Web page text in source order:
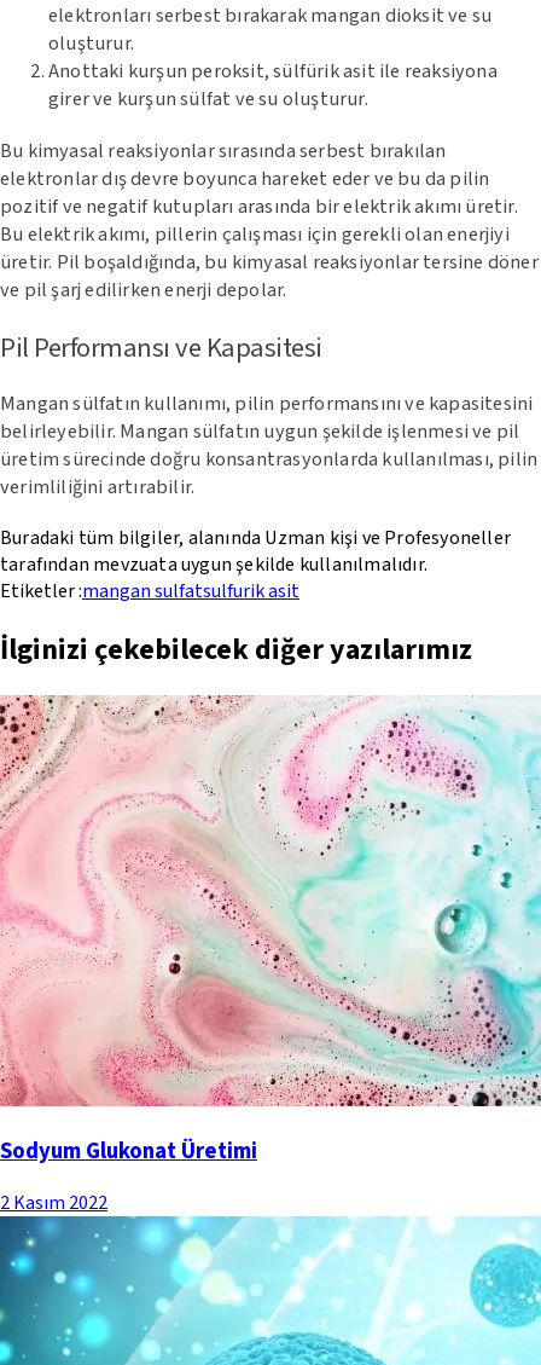
elektronları serbest bırakarak mangan dioksit ve su
oluşturur.
Anottaki kurşun peroksit, sülfürik asit ile reaksiyona
girer ve kurşun sülfat ve su oluşturur.
Bu kimyasal reaksiyonlar sırasında serbest bırakılan
elektronlar dış devre boyunca hareket eder ve bu da pilin
pozitif ve negatif kutupları arasında bir elektrik akımı üretir.
Bu elektrik akımı, pillerin çalışması için gerekli olan enerjiyi
üretir. Pil boşaldığında, bu kimyasal reaksiyonlar tersine döner
ve pil şarj edilirken enerji depolar.
Pil Performansı ve Kapasitesi
Mangan sülfatın kullanımı, pilin performansını ve kapasitesini
belirleyebilir. Mangan sülfatın uygun şekilde işlenmesi ve pil
üretim sürecinde doğru konsantrasyonlarda kullanılması, pilin
verimliliğini artırabilir.
Buradaki tüm bilgiler, alanında Uzman kişi ve Profesyoneller
tarafından mevzuata uygun şekilde kullanılmalıdır.
Etiketler :mangan sulfatsulfurik asit
İlginizi çekebilecek diğer yazılarımız
Sodyum Glukonat Üretimi
2 Kasım 2022